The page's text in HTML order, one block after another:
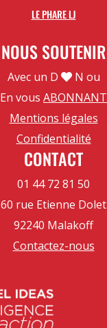
LE PHARE LJ
NOUS SOUTENIR
Avec un D
N ou
En vous ABONNANT
Mentions légales
Confidentialité
CONTACT
01 44 72 81 50
60 rue Etienne Dolet
92240 Malakoff
Contactez-nous